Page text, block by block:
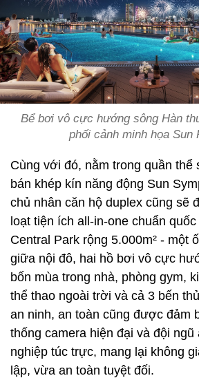
Bể bơi vô cực hướng sông Hàn
phối cảnh minh họa Sun
Cùng với đó, nằm trong quần thể
bán khép kín năng động Sun
chủ nhân căn hộ duplex cũng sẽ
loạt tiện ích all-in-one chuẩn
Central Park rộng 5.000m² - một
giữa nội đô, hai hồ bơi vô cực
bốn mùa trong nhà, phòng gym,
thể thao ngoài trời và cả 3 bến
an ninh, an toàn cũng được đảm
thống camera hiện đại và đội ngũ
nghiệp túc trực, mang lại không
lập, vừa an toàn tuyệt đối.